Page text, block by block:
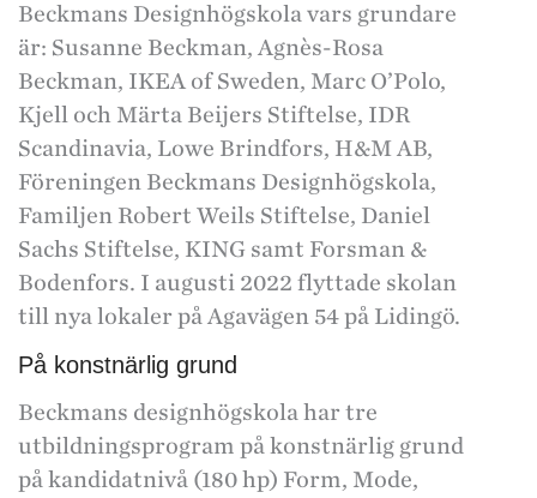
Beckmans Designhögskola vars grundare
är: Susanne Beckman, Agnès-Rosa
Beckman, IKEA of Sweden, Marc O’Polo,
Kjell och Märta Beijers Stiftelse, IDR
Scandinavia, Lowe Brindfors, H&M AB,
Föreningen Beckmans Designhögskola,
Familjen Robert Weils Stiftelse, Daniel
Sachs Stiftelse, KING samt Forsman &
Bodenfors. I augusti 2022 flyttade skolan
till nya lokaler på Agavägen 54 på Lidingö.
På konstnärlig grund
Beckmans designhögskola har tre
utbildningsprogram på konstnärlig grund
på kandidatnivå (180 hp) Form, Mode,